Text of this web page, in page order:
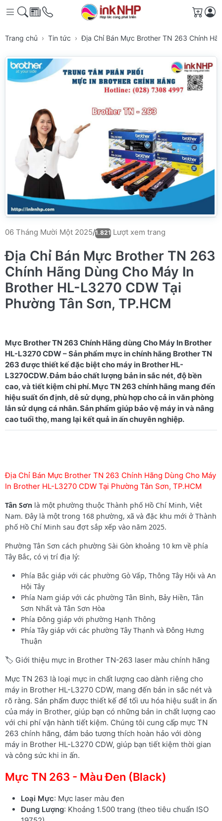
Giỏ
Trang chủ Tin tức Địa Chỉ Bán Mực Brother TN 263 Chính
06 Tháng Mười Một 2025/1.821 Lượt xem trang
Địa Chỉ Bán Mực Brother TN 263
Chính Hãng Dùng Cho Máy In
Brother HL-L3270 CDW Tại
Phường Tân Sơn, TP.HCM
Mực Brother TN 263 Chính Hãng dùng Cho Máy In Brother
HL-L3270 CDW – Sản phẩm mực in chính hãng Brother TN
263 được thiết kế đặc biệt cho máy in Brother HL-
L3270CDW. Đảm bảo chất lượng bản in sắc nét, độ bền
cao, và tiết kiệm chi phí. Mực TN 263 chính hãng mang đến
hiệu suất ổn định, dễ sử dụng, phù hợp cho cả in văn phòng
lẫn sử dụng cá nhân. Sản phẩm giúp bảo vệ máy in và nâng
Địa Chỉ Bán Mực Brother TN 263 Chính Hãng Dùng Cho Máy
In Brother HL-L3270 CDW Tại Phường Tân Sơn, TP.HCM
Tân Sơn là một phường thuộc Thành phố Hồ Chí Minh, Việt
Nam. Đây là một trong 168 phường, xã và đặc khu mới ở Thành
phố Hồ Chí Minh sau đợt sắp xếp vào năm 2025.
Phường Tân Sơn cách phường Sài Gòn khoảng 10 km về phía
Tây Bắc, có vị trí địa lý:
Phía Bắc giáp với các phường Gò Vấp, Thông Tây Hội và An
Hội Tây
Phía Nam giáp với các phường Tân Bình, Bảy Hiền, Tân
Sơn Nhất và Tân Sơn Hòa
Phía Đông giáp với phường Hạnh Thông
Phía Tây giáp với các phường Tây Thạnh và Đông Hưng
Thuận
🏷️ Giới thiệu mực in Brother TN-263 laser màu chính hãng
Mực TN 263 là loại mực in chất lượng cao dành riêng cho
máy in Brother HL-L3270 CDW, mang đến bản in sắc nét và
rõ ràng. Sản phẩm được thiết kế để tối ưu hóa hiệu suất in ấn
của máy in Brother, giúp bạn có những bản in chất lượng cao
với chi phí vận hành tiết kiệm. Chúng tôi cung cấp mực TN
263 chính hãng, đảm bảo tương thích hoàn hảo với dòng
máy in Brother HL-L3270 CDW, giúp bạn tiết kiệm thời gian
và công sức khi in ấn.
Mực TN 263 - Màu Đen (Black)
Loại Mực: Mực laser màu đen
Dung Lượng: Khoảng 1.500 trang (theo tiêu chuẩn ISO